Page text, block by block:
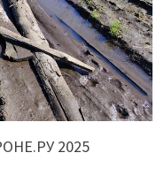
2025